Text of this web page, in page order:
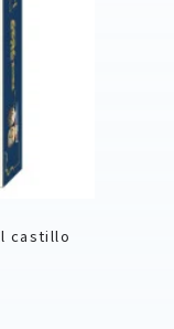
castillo